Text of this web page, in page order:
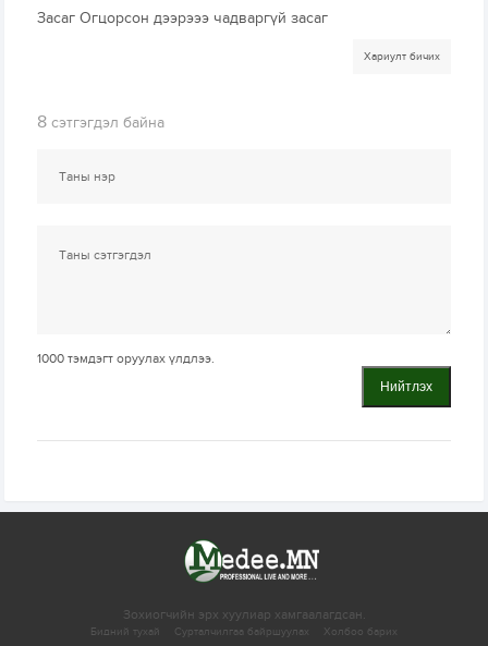
Засаг Огцорсон дээрэээ чадваргүй засаг
Хариулт бичих
8 сэтгэгдэл байна
1000 тэмдэгт оруулах үлдлээ.
Нийтлэх
Зохиогчийн эрх хуулиар хамгаалагдсан.
Бидний тухай Сурталчилгаа байршуулах Холбоо барих